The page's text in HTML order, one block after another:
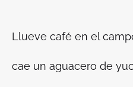
Llueve café en el
cae un aguacero de